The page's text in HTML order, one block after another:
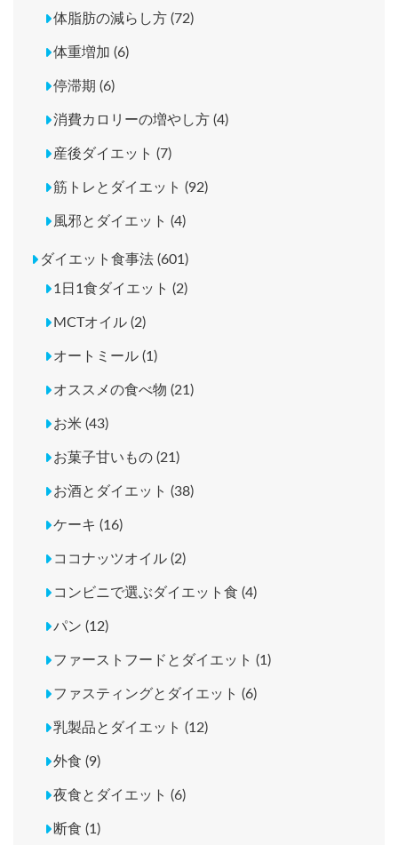
体脂肪の減らし方 (72)
体重増加 (6)
停滞期 (6)
消費カロリーの増やし方 (4)
産後ダイエット (7)
筋トレとダイエット (92)
風邪とダイエット (4)
ダイエット食事法 (601)
1日1食ダイエット (2)
MCTオイル (2)
オートミール (1)
オススメの食べ物 (21)
お米 (43)
お菓子甘いもの (21)
お酒とダイエット (38)
ケーキ (16)
ココナッツオイル (2)
コンビニで選ぶダイエット食 (4)
パン (12)
ファーストフードとダイエット (1)
ファスティングとダイエット (6)
乳製品とダイエット (12)
外食 (9)
夜食とダイエット (6)
断食 (1)